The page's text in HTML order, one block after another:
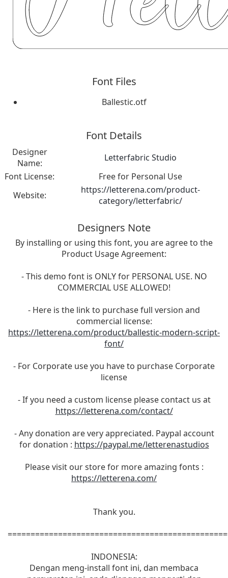
Font Files
Ballestic.otf
Font Details
Designer
Name:
Letterfabric Studio
Font License:
Free for Personal Use
Website:
https://letterena.com/product-
category/letterfabric/
Designers Note
By installing or using this font, you are agree to the
Product Usage Agreement:
- This demo font is ONLY for PERSONAL USE. NO
COMMERCIAL USE ALLOWED!
- Here is the link to purchase full version and
commercial license:
https://letterena.com/product/ballestic-modern-script-
font/
- For Corporate use you have to purchase Corporate
license
- If you need a custom license please contact us at
https://letterena.com/contact/
- Any donation are very appreciated. Paypal account
for donation : https://paypal.me/letterenastudios
Please visit our store for more amazing fonts :
https://letterena.com/
Thank you.
INDONESIA:
Dengan meng-install font ini, dan membaca